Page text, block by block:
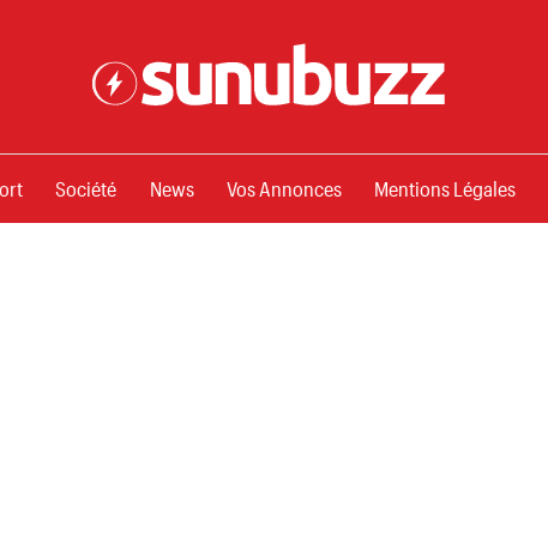
Société News Vos Annonces Mentions Légales